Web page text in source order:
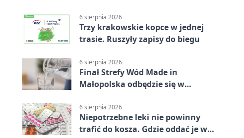
6 sierpnia 2026
Trzy krakowskie kopce w jednej
trasie. Ruszyły zapisy do biegu
6 sierpnia 2026
Finał Strefy Wód Made in
Małopolska odbędzie się w
6 sierpnia 2026
Niepotrzebne leki nie powinny
trafić do kosza. Gdzie oddać je w